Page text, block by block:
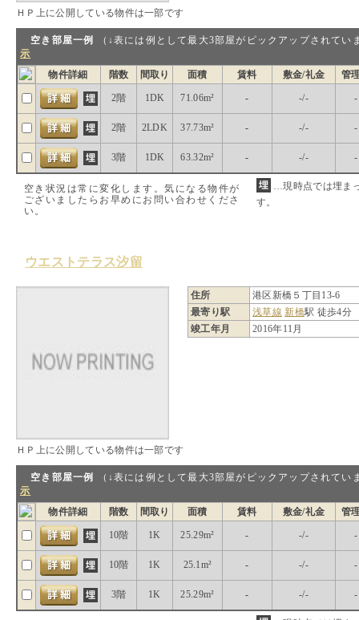
ＨＰ上に公開している物件は一部です
空き部屋一例
（↓表には例として最大3部屋がピックアップされ
示
物件詳細
階数 間取り 面積 賃料 敷金/礼金 管
2階 1DK 71.06m² - -/- -
2階 2LDK 37.73m² - -/- -
3階 1DK 63.32m² - -/- -
空き状況は常に変化します。気になる物件が
ございましたらお早めにお問い合わせくださ
い。
…現時点では埋ま
す。
ウエストテラス汐留
住所
港区新橋５丁目13-6
最寄り駅
浅草線 新橋駅 徒歩4分
竣工年月
2016年11月
ＨＰ上に公開している物件は一部です
空き部屋一例
（↓表には例として最大3部屋がピックアップされ
示
物件詳細
階数 間取り 面積 賃料 敷金/礼金 管
10階 1K 25.29m² - -/- -
10階 1K 25.1m² - -/- -
3階 1K 25.29m² - -/- -